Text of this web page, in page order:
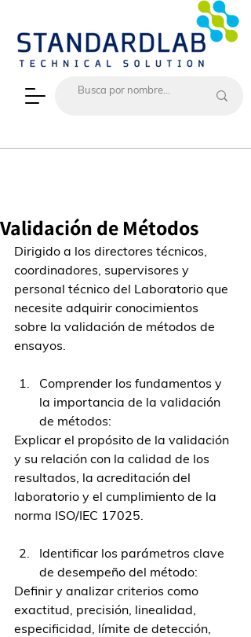
Validación de Métodos
Dirigido a los directores técnicos,
coordinadores, supervisores y
personal técnico del Laboratorio que
necesite adquirir conocimientos
sobre la validación de métodos de
ensayos.
Comprender los fundamentos y
la importancia de la validación
de métodos:
Explicar el propósito de la validación
y su relación con la calidad de los
resultados, la acreditación del
laboratorio y el cumplimiento de la
norma ISO/IEC 17025.
Identificar los parámetros clave
de desempeño del método:
Definir y analizar criterios como
exactitud, precisión, linealidad,
especificidad, límite de detección,